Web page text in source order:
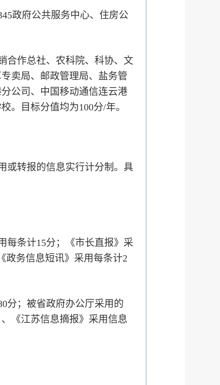
政府公共服务中心、住房公
合作总社、农科院、科协、文
卖局、邮政管理局、盐务管
公司、中国移动通信连云港
。目标分值均为100分/年。
或转报的信息实行计分制。具
每条计15分；《市长直报》采
政务信息短讯》采用每条计2
分；被省政府办公厅采用的
《江苏信息摘报》采用信息